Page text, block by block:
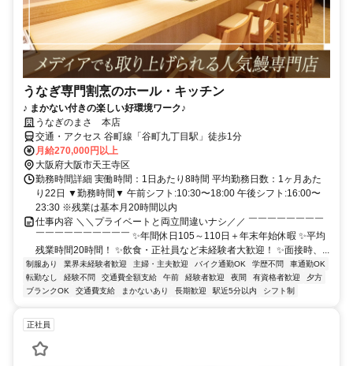
うなぎ専門割烹のホール・キッチン
♪ まかない付きの楽しい好環境ワーク♪
うなぎのまさ 本店
交通・アクセス 谷町線「谷町九丁目駅」徒歩1分
月給270,000円以上
大阪府大阪市天王寺区
勤務時間詳細 実働時間：1日あたり8時間 平均勤務日数：1ヶ月あた
り22日 ▼勤務時間▼ 午前シフト:10:30〜18:00 午後シフト:16:00〜
23:30 ※残業は基本月20時間以内
仕事内容 ＼＼プライベートと両立間違いナシ／／ ￣￣￣￣￣￣￣￣
￣￣￣￣￣￣￣￣￣￣ ✨年間休日105～110日＋年末年始休暇 ✨平均
残業時間20時間！ ✨飲食・正社員など未経験者大歓迎！ ✨面接時、...
制服あり 業界未経験者歓迎 主婦・主夫歓迎 バイク通勤OK 学歴不問
車通勤OK
転勤なし
経験不問 交通費全額支給 午前 経験者歓迎 夜間 有資格者歓迎
夕方
ブランクOK
交通費支給 まかないあり 長期歓迎 駅近5分以内 シフト制
正社員